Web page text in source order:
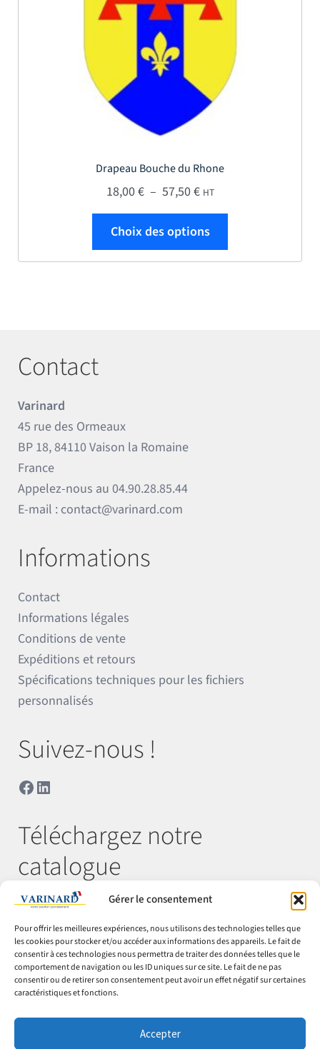
Gérer le consentement
Pour offrir les meilleures expériences, nous utilisons des technologies telles que
les cookies pour stocker et/ou accéder aux informations des appareils. Le fait de
consentir à ces technologies nous permettra de traiter des données telles que le
comportement de navigation ou les ID uniques sur ce site. Le fait de ne pas
consentir ou de retirer son consentement peut avoir un effet négatif sur certaines
caractéristiques et fonctions.
Accepter
Drapeau Bouche du Rhone
18,00€ – 57,50€Plage de prix : 18,00 €
HT
Choix des options
Contact
Varinard
45 rue des Ormeaux
BP 18, 84110 Vaison la Romaine
France
Appelez-nous au04.90.28.85.44
E-mail : contact@varinard.com
Informations
Contact
Informations légales
Conditions de vente
Expéditions et retours
Spécifications techniques pour les fichiers
personnalisés
Suivez-nous !
Facebook
LinkedIn
Téléchargez notre
catalogue
© Varinard 2026